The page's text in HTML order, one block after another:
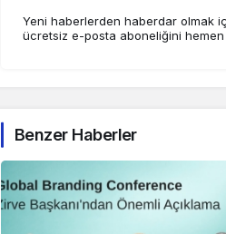
Yeni haberlerden haberdar olmak
ücretsiz e-posta aboneliğini hemen
Benzer Haberler